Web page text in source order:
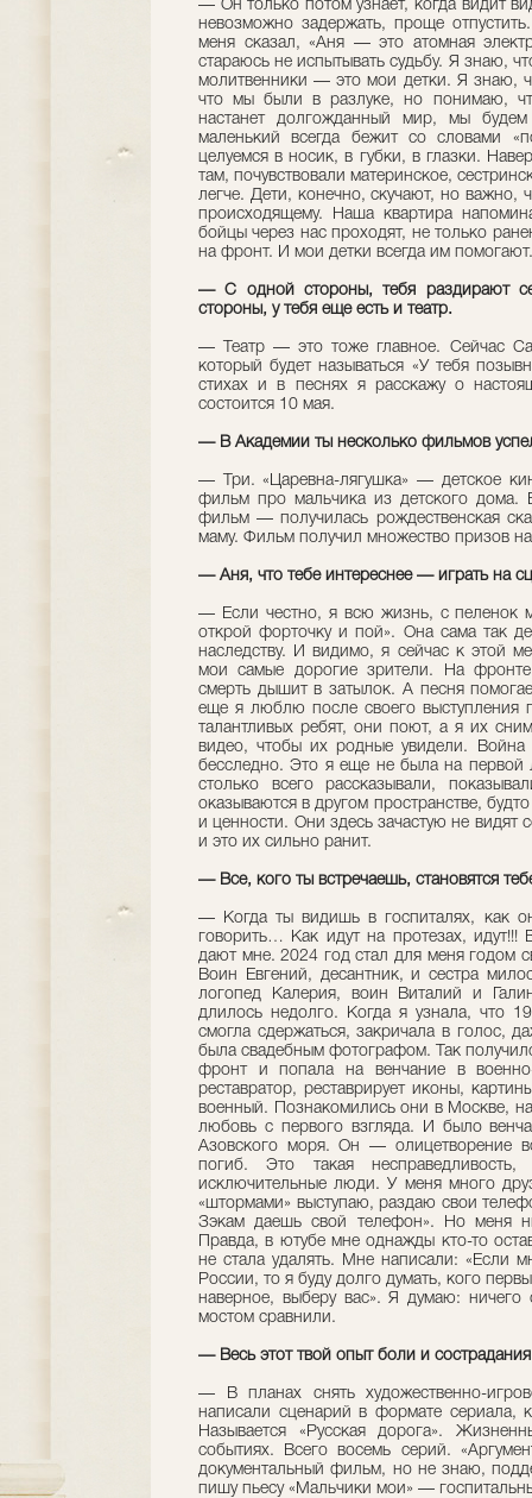
— Он только потом узнает, когда видит
невозможно задержать, проще
меня сказал, «Аня — это атомная
стараюсь не испытывать судьбу. Я знаю,
молитвенники — это мои детки. Я знаю,
что мы были в разлуке, но понимаю,
настанет долгожданный мир, мы
маленький всегда бежит со словами
целуемся в носик, в губки, в глазки.
там, почувствовали материнское,
легче. Дети, конечно, скучают, но важно,
происходящему. Наша квартира
бойцы через нас проходят, не только
на фронт. И мои детки всегда им помогают.
— С одной стороны, тебя раздирают
стороны, у тебя еще есть и театр.
— Театр — это тоже главное. Сейчас
который будет называться «У тебя
стихах и в песнях я расскажу о
состоится 10 мая.
— В Академии ты несколько фильмов
— Три. «Царевна-лягушка» — детское
фильм про мальчика из детского дома.
фильм — получилась рождественская
маму. Фильм получил множество призов
— Аня, что тебе интереснее — играть на
— Если честно, я всю жизнь, с пеленок
открой форточку и пой». Она сама так
наследству. И видимо, я сейчас к этой
мои самые дорогие зрители. На
смерть дышит в затылок. А песня
еще я люблю после своего выступления
талантливых ребят, они поют, а я их
видео, чтобы их родные увидели. Война
бесследно. Это я еще не была на
столько всего рассказывали,
оказываются в другом пространстве,
и ценности. Они здесь зачастую не видят
и это их сильно ранит.
— Все, кого ты встречаешь, становятся
— Когда ты видишь в госпиталях, как
говорить… Как идут на протезах,
дают мне. 2024 год стал для меня годом
Воин Евгений, десантник, и сестра
логопед Калерия, воин Виталий и
длилось недолго. Когда я узнала, что
смогла сдержаться, закричала в голос,
была свадебным фотографом. Так
фронт и попала на венчание в
реставратор, реставрирует иконы,
военный. Познакомились они в Москве,
любовь с первого взгляда. И было
Азовского моря. Он — олицетворение
погиб. Это такая
исключительные люди. У меня много
«штормами» выступаю, раздаю свои
Зэкам даешь свой телефон». Но меня
Правда, в ютубе мне однажды кто-то
не стала удалять. Мне написали: «Если
России, то я буду долго думать, кого
наверное, выберу вас». Я думаю:
мостом сравнили.
— Весь этот твой опыт боли и сострадания
— В планах снять художественно-
написали сценарий в формате сериала,
Называется «Русская дорога».
событиях. Всего восемь серий.
документальный фильм, но не знаю,
пишу пьесу «Мальчики мои» —